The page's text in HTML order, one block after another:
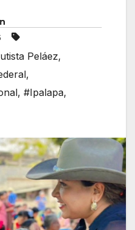
Peláez,
,
, #Ipalapa,